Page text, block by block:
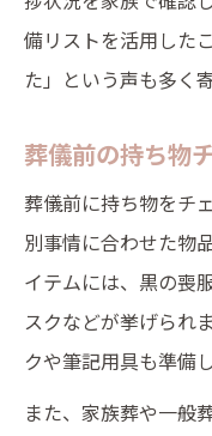
備リストを活用した
た」という声も多く
葬儀前の持ち物
葬儀前に持ち物をチ
別事情に合わせた物
イテムには、黒の喪
スクなどが挙げられ
クや筆記用具も準備
また、家族葬や一般